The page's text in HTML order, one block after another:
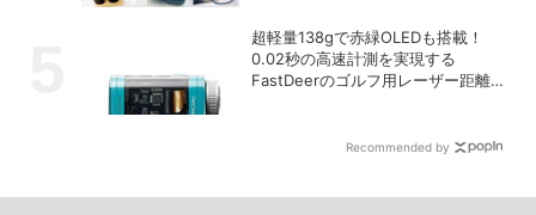
超軽量138gで赤緑OLEDも搭載！
0.02秒の高速計測を実現する
FastDeerのゴルフ用レーザー距離計
Recommended by